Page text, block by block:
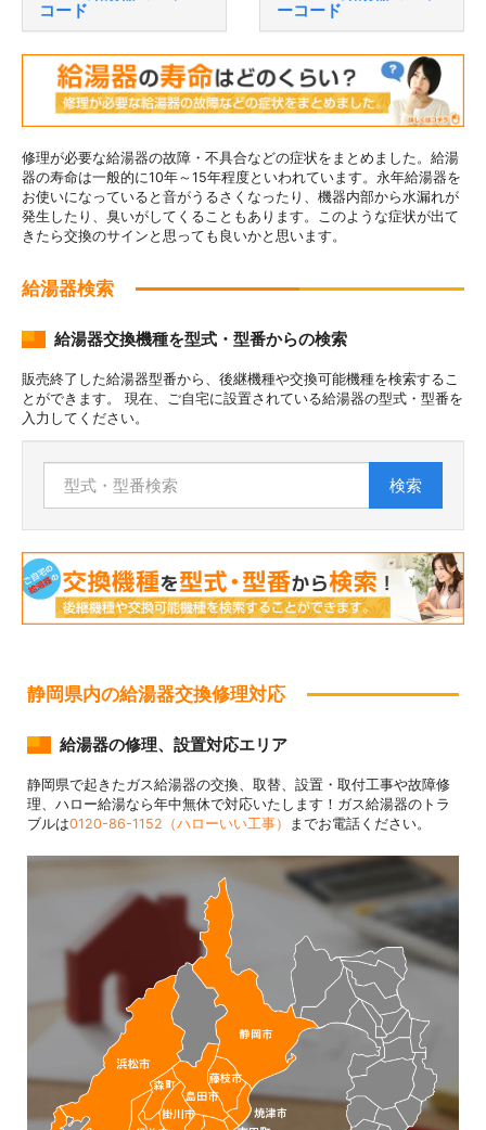
コード
ーコード
修理が必要な給湯器の故障・不具合などの症状をまとめました。給湯
器の寿命は一般的に10年～15年程度といわれています。永年給湯器を
お使いになっていると音がうるさくなったり、機器内部から水漏れが
発生したり、臭いがしてくることもあります。このような症状が出て
きたら交換のサインと思っても良いかと思います。
給湯器検索
給湯器交換機種を型式・型番からの検索
販売終了した給湯器型番から、後継機種や交換可能機種を検索するこ
とができます。 現在、ご自宅に設置されている給湯器の型式・型番を
入力してください。
検索
静岡県内の給湯器交換修理対応
給湯器の修理、設置対応エリア
静岡県で起きたガス給湯器の交換、取替、設置・取付工事や故障修
理、ハロー給湯なら年中無休で対応いたします！ガス給湯器のトラ
ブルは0120-86-1152（ハローいい工事） までお電話ください。